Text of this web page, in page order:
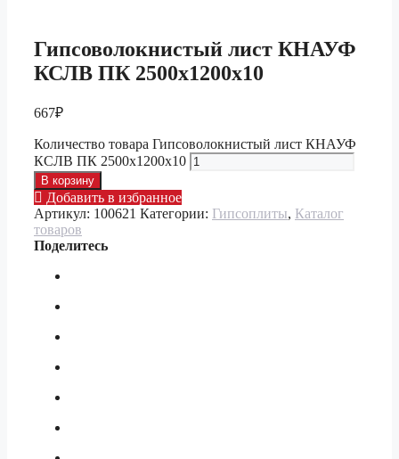
Гипсоволокнистый лист КНАУФ
КСЛВ ПК 2500х1200х10
667₽
Количество товара Гипсоволокнистый лист КНАУФ
КСЛВ ПК 2500х1200х10
В корзину
Добавить в избранное
Артикул: 100621 Категории: Гипсоплиты, Каталог
товаров
Поделитесь